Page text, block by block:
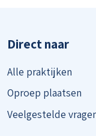
Direct naar
Alle praktijken
Oproep plaatsen
Veelgestelde